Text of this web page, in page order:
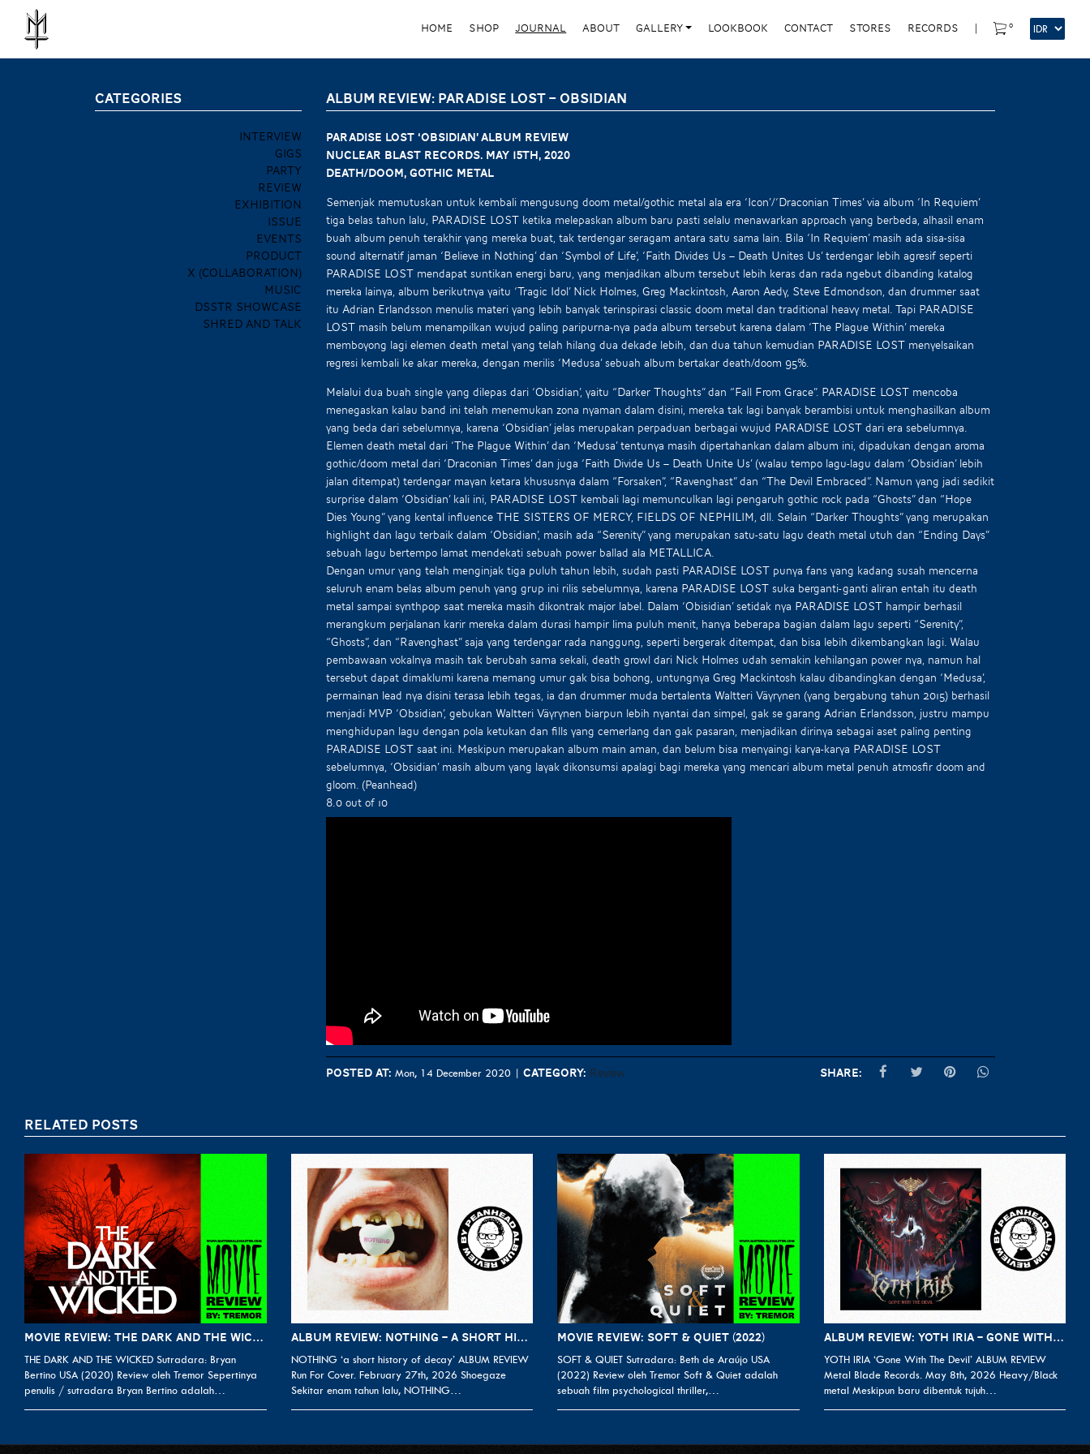
HOME SHOP JOURNAL ABOUT GALLERY LOOKBOOK CONTACT STORES RECORDS 0
ALBUM REVIEW: PARADISE LOST – OBSIDIAN
PARADISE LOST ‘OBSIDIAN’ Album Review
Nuclear Blast Records. May 15th, 2020
Death/Doom, Gothic metal
Semenjak memutuskan untuk kembali mengusung doom metal/gothic metal ala era ‘Icon’/‘Draconian Times’ via album ‘In Requiem’
tiga belas tahun lalu, PARADISE LOST ketika melepaskan album baru pasti selalu menawarkan approach yang berbeda, alhasil enam
buah album penuh terakhir yang mereka buat, tak terdengar seragam antara satu sama lain. Bila ‘In Requiem’ masih ada sisa-sisa
sound alternatif jaman ‘Believe in Nothing’ dan ‘Symbol of Life’, ‘Faith Divides Us – Death Unites Us’ terdengar lebih agresif seperti
PARADISE LOST mendapat suntikan energi baru, yang menjadikan album tersebut lebih keras dan rada ngebut dibanding katalog
mereka lainya, album berikutnya yaitu ‘Tragic Idol’ Nick Holmes, Greg Mackintosh, Aaron Aedy, Steve Edmondson, dan drummer saat
itu Adrian Erlandsson menulis materi yang lebih banyak terinspirasi classic doom metal dan traditional heavy metal. Tapi PARADISE
LOST masih belum menampilkan wujud paling paripurna-nya pada album tersebut karena dalam ‘The Plague Within’ mereka
memboyong lagi elemen death metal yang telah hilang dua dekade lebih, dan dua tahun kemudian PARADISE LOST menyelsaikan
regresi kembali ke akar mereka, dengan merilis ‘Medusa’ sebuah album bertakar death/doom 95%.
Melalui dua buah single yang dilepas dari ‘Obsidian’, yaitu “Darker Thoughts” dan “Fall From Grace”. PARADISE LOST mencoba
menegaskan kalau band ini telah menemukan zona nyaman dalam disini, mereka tak lagi banyak berambisi untuk menghasilkan album
yang beda dari sebelumnya, karena ‘Obsidian’ jelas merupakan perpaduan berbagai wujud PARADISE LOST dari era sebelumnya.
Elemen death metal dari ‘The Plague Within’ dan ‘Medusa’ tentunya masih dipertahankan dalam album ini, dipadukan dengan aroma
gothic/doom metal dari ‘Draconian Times’ dan juga ‘Faith Divide Us – Death Unite Us’ (walau tempo lagu-lagu dalam ‘Obsidian’ lebih
jalan ditempat) terdengar mayan ketara khususnya dalam “Forsaken”, “Ravenghast” dan “The Devil Embraced”. Namun yang jadi sedikit
surprise dalam ‘Obsidian’ kali ini, PARADISE LOST kembali lagi memunculkan lagi pengaruh gothic rock pada “Ghosts” dan “Hope
Dies Young” yang kental influence THE SISTERS OF MERCY, FIELDS OF NEPHILIM, dll. Selain “Darker Thoughts” yang merupakan
highlight dan lagu terbaik dalam ‘Obsidian’, masih ada “Serenity” yang merupakan satu-satu lagu death metal utuh dan “Ending Days”
sebuah lagu bertempo lamat mendekati sebuah power ballad ala METALLICA.
Dengan umur yang telah menginjak tiga puluh tahun lebih, sudah pasti PARADISE LOST punya fans yang kadang susah mencerna
seluruh enam belas album penuh yang grup ini rilis sebelumnya, karena PARADISE LOST suka berganti-ganti aliran entah itu death
metal sampai synthpop saat mereka masih dikontrak major label. Dalam ‘Obisidian’ setidak nya PARADISE LOST hampir berhasil
merangkum perjalanan karir mereka dalam durasi hampir lima puluh menit, hanya beberapa bagian dalam lagu seperti “Serenity”,
“Ghosts”, dan “Ravenghast” saja yang terdengar rada nanggung, seperti bergerak ditempat, dan bisa lebih dikembangkan lagi. Walau
pembawaan vokalnya masih tak berubah sama sekali, death growl dari Nick Holmes udah semakin kehilangan power nya, namun hal
tersebut dapat dimaklumi karena memang umur gak bisa bohong, untungnya Greg Mackintosh kalau dibandingkan dengan ‘Medusa’,
permainan lead nya disini terasa lebih tegas, ia dan drummer muda bertalenta Waltteri Väyrynen (yang bergabung tahun 2015) berhasil
menjadi MVP ‘Obsidian’, gebukan Waltteri Väyrynen biarpun lebih nyantai dan simpel, gak se garang Adrian Erlandsson, justru mampu
menghidupan lagu dengan pola ketukan dan fills yang cemerlang dan gak pasaran, menjadikan dirinya sebagai aset paling penting
PARADISE LOST saat ini. Meskipun merupakan album main aman, dan belum bisa menyaingi karya-karya PARADISE LOST
sebelumnya, ‘Obsidian’ masih album yang layak dikonsumsi apalagi bagi mereka yang mencari album metal penuh atmosfir doom and
gloom. (Peanhead)
8.0 out of 10
Posted at: Mon, 14 December 2020 | Category: Review Share:
CATEGORIES
INTERVIEW
GIGS
PARTY
REVIEW
EXHIBITION
ISSUE
EVENTS
PRODUCT
X (COLLABORATION)
MUSIC
DSSTR SHOWCASE
SHRED AND TALK
RELATED POSTS
MOVIE REVIEW: THE DARK AND THE WICKED (2020)
THE DARK AND THE WICKED Sutradara: Bryan
Bertino USA (2020) Review oleh Tremor Sepertinya
penulis / sutradara Bryan Bertino adalah…
ALBUM REVIEW: NOTHING – A SHORT HISTORY OF DECAY
NOTHING ‘a short history of decay’ ALBUM REVIEW
Run For Cover. February 27th, 2026 Shoegaze
Sekitar enam tahun lalu, NOTHING…
MOVIE REVIEW: SOFT & QUIET (2022)
SOFT & QUIET Sutradara: Beth de Araújo USA
(2022) Review oleh Tremor Soft & Quiet adalah
sebuah film psychological thriller,…
ALBUM REVIEW: YOTH IRIA – GONE WITH THE DEVIL
YOTH IRIA ‘Gone With The Devil’ ALBUM REVIEW
Metal Blade Records. May 8th, 2026 Heavy/Black
metal Meskipun baru dibentuk tujuh…